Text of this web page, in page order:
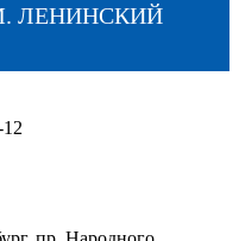
ЛЕНИНСКИЙ